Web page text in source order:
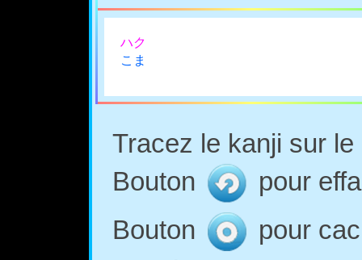
ハク
こま
Tracez le kanji sur
Bouton
pour
Bouton
pour